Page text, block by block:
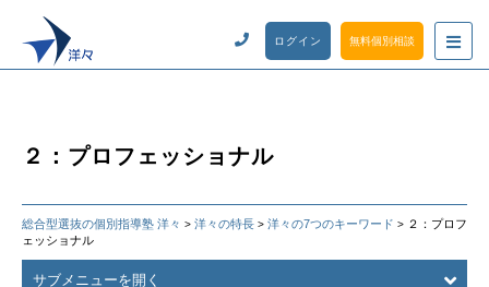
ログイン 無料個別相談
２：プロフェッショナル
総合型選抜の個別指導塾 洋々 > 洋々の特長 > 洋々の7つのキーワード > ２：プロフ
ェッショナル
サブメニューを開く